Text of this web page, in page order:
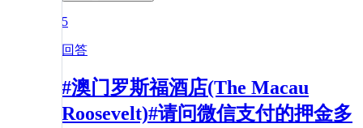
5
回答
#澳门罗斯福酒店(The Macau
Roosevelt)#请问微信支付的押金多